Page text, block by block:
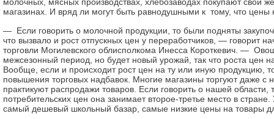
магазинах. И вряд ли могут быть равнодушными к тому, что
— Если говорить о молочной продукции, то были подняты
что вызвало и рост отпускных цен у переработчиков, — говорит
торговли Могилевского облисполкома Инесса Короткевич. —
межсезонный период, но будет новый урожай, так что роста цен
Вообще, если и происходит рост цен на ту или иную продукцию,
повышения торговых надбавок. Многие магазины торгуют даже с
практикуют распродажи товаров. Если говорить о нашей области,
потребительских цен она занимает второе-третье место в
самый дешевый школьный базар, самые низкие цены на